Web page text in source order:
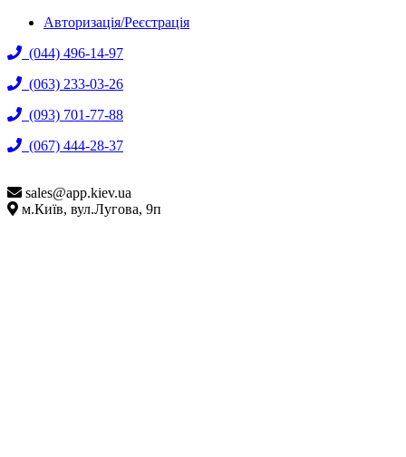
Авторизація/Реєстрація
(044) 496-14-97
(063) 233-03-26
(093) 701-77-88
(067) 444-28-37
sales@app.kiev.ua
м.Київ, вул.Лугова, 9п